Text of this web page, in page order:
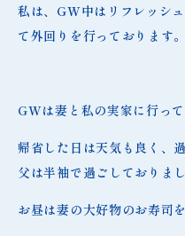
私は、GW中はリフレッシ
て外回りを行っております。
GWは妻と私の実家に行っ
帰省した日は天気も良く、
父は半袖で過ごしておりまし
お昼は妻の大好物のお寿司